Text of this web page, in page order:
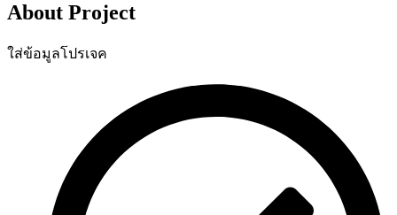
About Project
ใส่ข้อมูลโปรเจค